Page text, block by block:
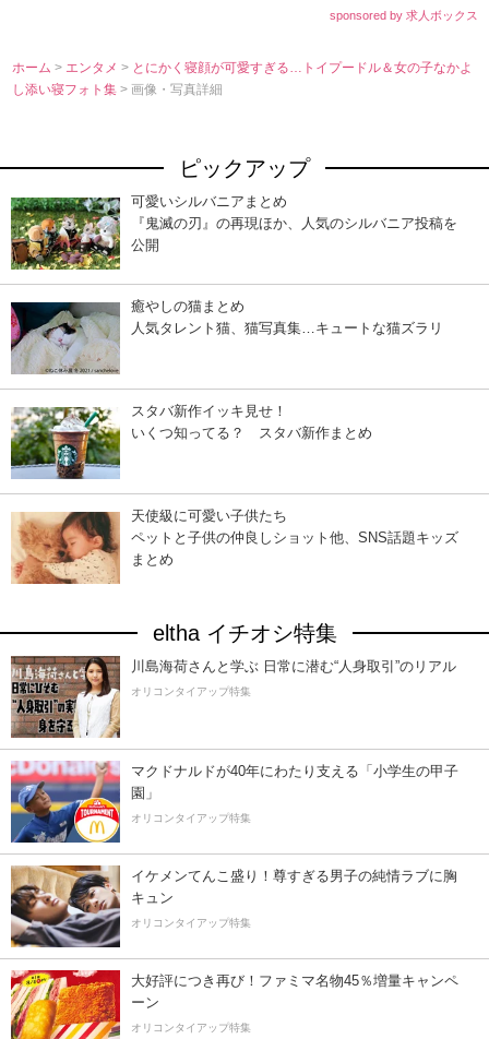
sponsored by 求人ボックス
ホーム > エンタメ> とにかく寝顔が可愛すぎる…トイプードル＆女の子なかよ
し添い寝フォト集> 画像・写真詳細
ピックアップ
可愛いシルバニアまとめ
『鬼滅の刃』の再現ほか、人気のシルバニア投稿を
公開
癒やしの猫まとめ
人気タレント猫、猫写真集…キュートな猫ズラリ
スタバ新作イッキ見せ！
いくつ知ってる？ スタバ新作まとめ
天使級に可愛い子供たち
ペットと子供の仲良しショット他、SNS話題キッズ
まとめ
eltha イチオシ特集
川島海荷さんと学ぶ 日常に潜む“人身取引”のリアル
オリコンタイアップ特集
マクドナルドが40年にわたり支える「小学生の甲子
園」
オリコンタイアップ特集
イケメンてんこ盛り！尊すぎる男子の純情ラブに胸
キュン
オリコンタイアップ特集
大好評につき再び！ファミマ名物45％増量キャンペ
ーン
オリコンタイアップ特集